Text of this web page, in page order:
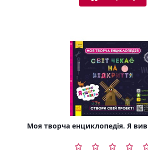
Моя творча енциклопедія. Я